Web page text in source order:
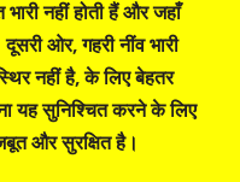
नहीं होती हैं और जहाँ
ओर, गहरी नींव भारी
नहीं है, के लिए बेहतर
यह सुनिश्चित करने के लिए
और सुरक्षित है।